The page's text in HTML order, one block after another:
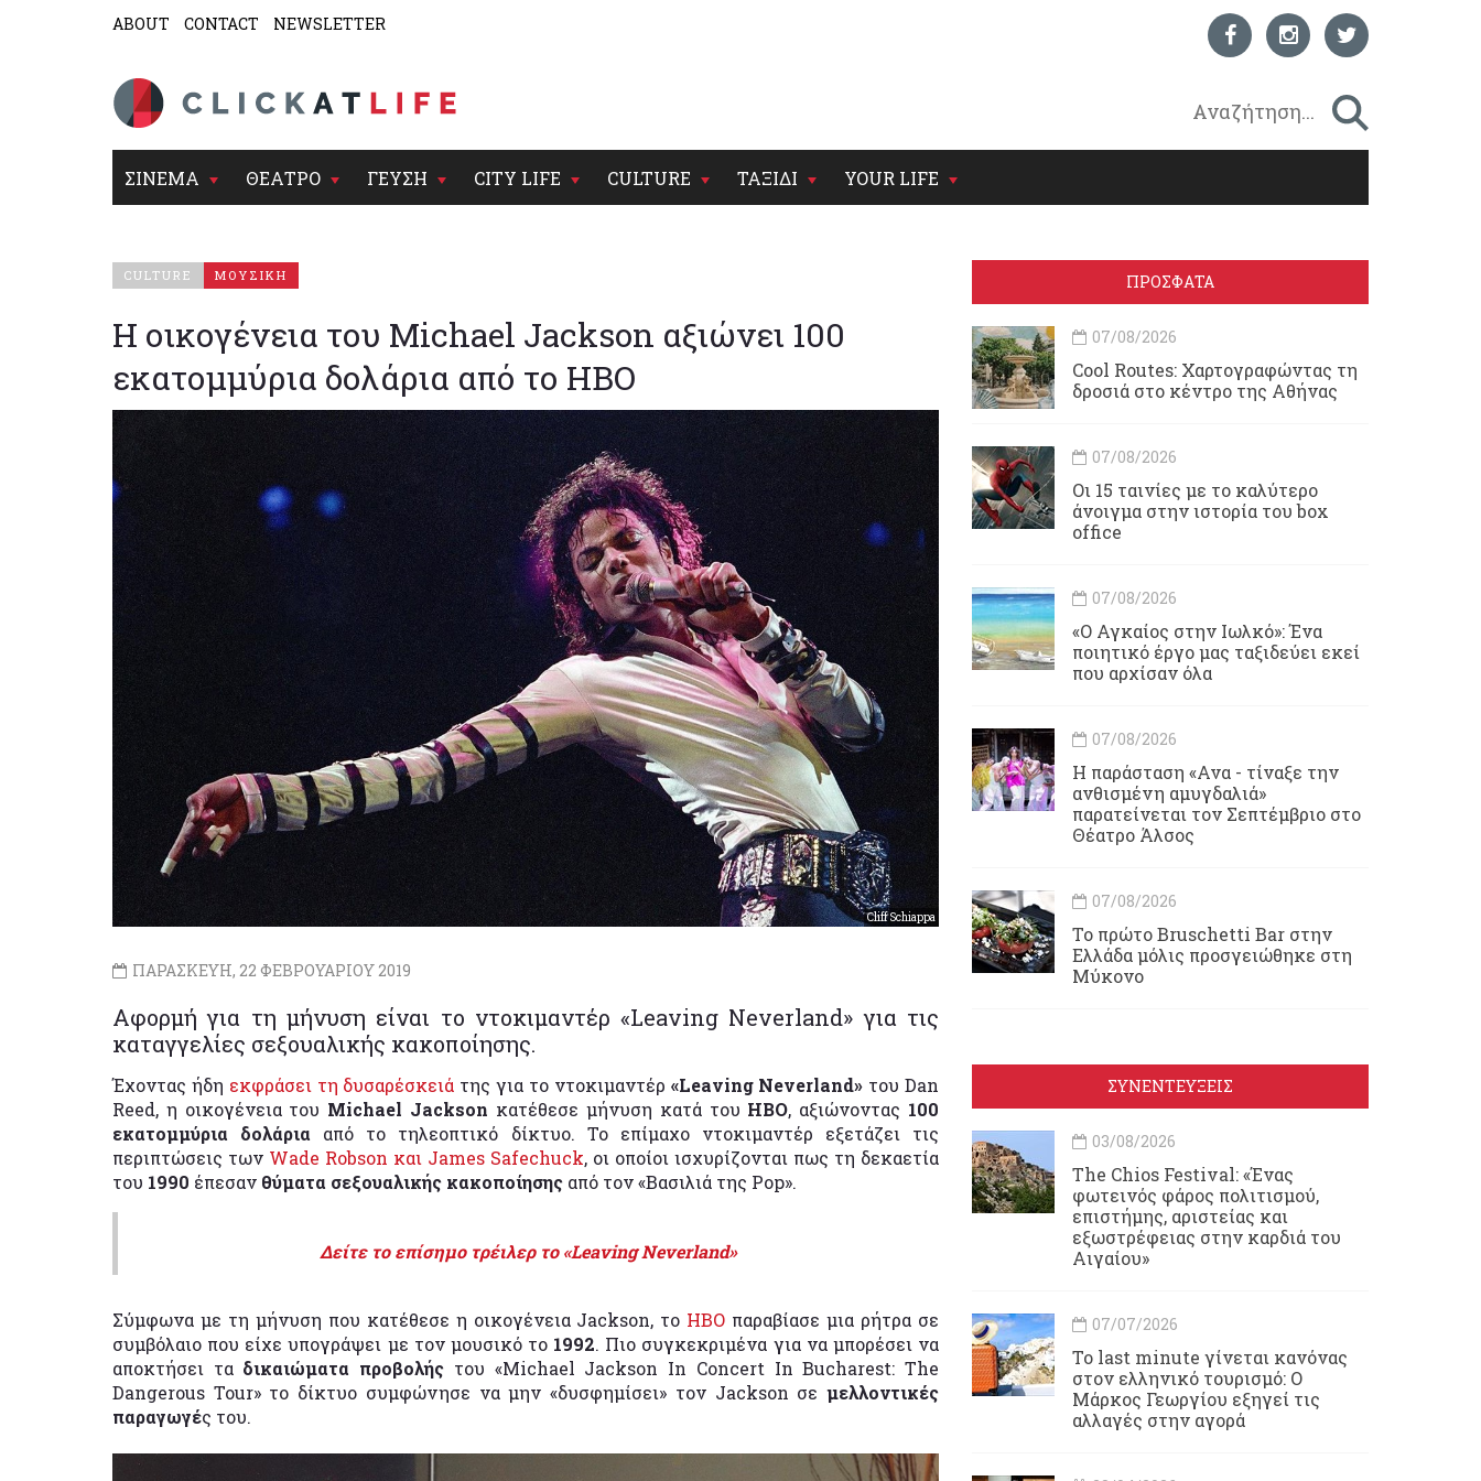
ABOUT CONTACT NEWSLETTER
ΣΙΝΕΜΑ ΘΕΑΤΡΟ ΓΕΥΣΗ CITY LIFE CULTURE ΤΑΞΙΔΙ YOUR LIFE
CULTURE ΜΟΥΣΙΚΗ
Η οικογένεια του Michael Jackson αξιώνει 100
εκατομμύρια δολάρια από το HBO
Cliff Schiappa
ΠΑΡΑΣΚΕΥΗ, 22 ΦΕΒΡΟΥΑΡΙΟΥ 2019
Αφορμή για τη μήνυση είναι το ντοκιμαντέρ «Leaving Neverland» για τις
καταγγελίες σεξουαλικής κακοποίησης.
Έχοντας ήδη εκφράσει τη δυσαρέσκειά της για το ντοκιμαντέρ «Leaving Neverland» του Dan
Reed, η οικογένεια του Michael Jackson κατέθεσε μήνυση κατά του HBO, αξιώνοντας 100
εκατομμύρια δολάρια από το τηλεοπτικό δίκτυο. Το επίμαχο ντοκιμαντέρ εξετάζει τις
περιπτώσεις των Wade Robson και James Safechuck, οι οποίοι ισχυρίζονται πως τη δεκαετία
του 1990 έπεσαν θύματα σεξουαλικής κακοποίησης από τον «Βασιλιά της Pop».
Δείτε το επίσημο τρέιλερ το «Leaving Neverland»
Σύμφωνα με τη μήνυση που κατέθεσε η οικογένεια Jackson, το HBO παραβίασε μια ρήτρα σε
συμβόλαιο που είχε υπογράψει με τον μουσικό το 1992. Πιο συγκεκριμένα για να μπορέσει να
αποκτήσει τα δικαιώματα προβολής του «Michael Jackson In Concert In Bucharest: The
Dangerous Tour» το δίκτυο συμφώνησε να μην «δυσφημίσει» τον Jackson σε μελλοντικές
παραγωγές του.
ΠΡΟΣΦΑΤΑ
07/08/2026
Cool Routes: Χαρτογραφώντας τη
δροσιά στο κέντρο της Αθήνας
07/08/2026
Οι 15 ταινίες με το καλύτερο
άνοιγμα στην ιστορία του box
office
07/08/2026
«Ο Αγκαίος στην Ιωλκό»: Ένα
ποιητικό έργο μας ταξιδεύει εκεί
που αρχίσαν όλα
07/08/2026
Η παράσταση «Ανα - τίναξε την
ανθισμένη αμυγδαλιά»
παρατείνεται τον Σεπτέμβριο στο
Θέατρο Άλσος
07/08/2026
Το πρώτο Bruschetti Bar στην
Ελλάδα μόλις προσγειώθηκε στη
Μύκονο
ΣΥΝΕΝΤΕΥΞΕΙΣ
03/08/2026
Τhe Chios Festival: «Ένας
φωτεινός φάρος πολιτισμού,
επιστήμης, αριστείας και
εξωστρέφειας στην καρδιά του
Αιγαίου»
07/07/2026
Το last minute γίνεται κανόνας
στον ελληνικό τουρισμό: Ο
Μάρκος Γεωργίου εξηγεί τις
αλλαγές στην αγορά